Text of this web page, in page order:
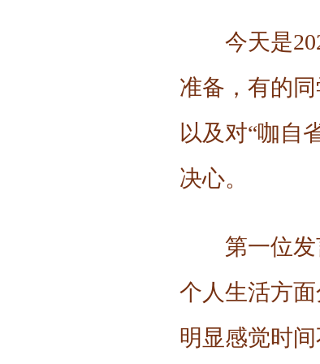
今天是
准备，有的
以及对“咖自
决心。
第一位
个人生活方
明显感觉时